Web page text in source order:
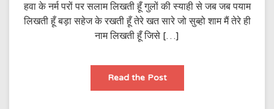
हवा के नर्म परों पर सलाम लिखती हूँ गुलों की स्याही से जब जब पयाम
लिखती हूँ बड़ा सहेज के रखती हूँ तेरे खत सारे जो सुब्हो शाम मैं तेरे ही
नाम लिखती हूँ जिसे […]
Read the Postहवा
नर्म